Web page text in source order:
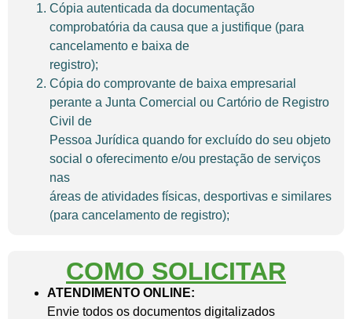
Cópia autenticada da documentação
comprobatória da causa que a justifique (para
cancelamento e baixa de
registro);
Cópia do comprovante de baixa empresarial
perante a Junta Comercial ou Cartório de Registro
Civil de
Pessoa Jurídica quando for excluído do seu objeto
social o oferecimento e/ou prestação de serviços
nas
áreas de atividades físicas, desportivas e similares
(para cancelamento de registro);
COMO SOLICITAR
ATENDIMENTO ONLINE:
Envie todos os documentos digitalizados